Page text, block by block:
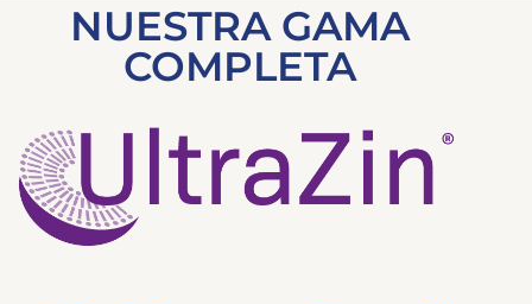
NUESTRA GAMA
COMPLETA